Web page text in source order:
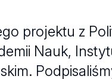
projektu z
Nauk,